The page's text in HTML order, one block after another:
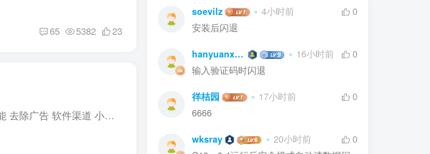
65 5382 23
修改时间 2026年7月1日 修改内容 解锁VIP订阅(需要登陆) 解锁AI功能 去除广告 软件渠道 小米应用市场
soevilz 4小时前
0
安装后闪退
hanyuanxun 16小时前
0
输入验证码时闪退
徉桔园 17小时前
0
6666
wksray 20小时前
0